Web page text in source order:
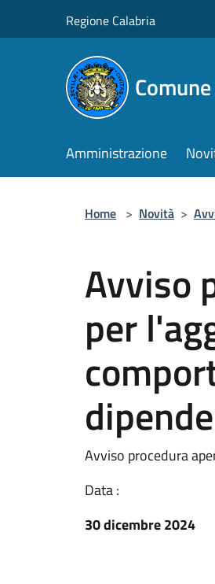
Regione Calabria
Amministrazione
Home > Novità >
Avviso
per
Avviso procedura
Data :
30 dicembre 2024